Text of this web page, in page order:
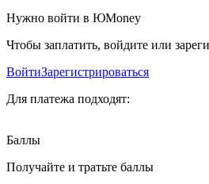
Нужно войти в ЮMoney
Чтобы заплатить, войдите или
ВойтиЗарегистрироваться
Для платежа подходят:
Баллы
Получайте и тратьте баллы